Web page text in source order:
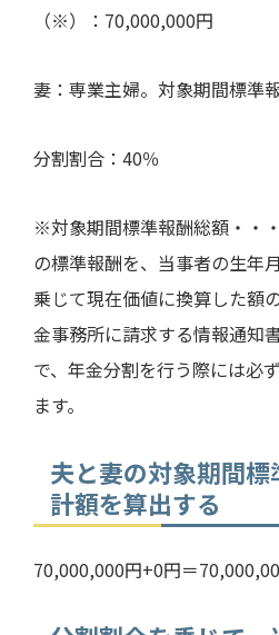
（※）： 70,000,000円
妻：専業主婦。対象期間標準
分割割合： 40％
※対象期間標準報酬総額・・
の標準報酬を、当事者の生年
乗じて現在価値に換算した額
金事務所に請求する情報通知
で、年金分割を行う際には必
ます。
夫と妻の対象期間
計額を算出する
70,000,000円+0円＝